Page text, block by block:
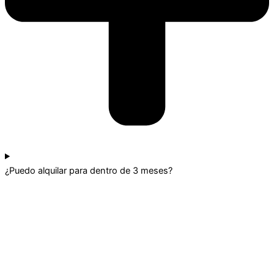
¿Puedo alquilar para dentro de 3 meses?